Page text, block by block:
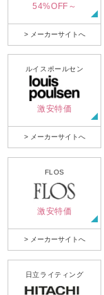
54%OFF～
> メーカーサイトへ
ルイスポールセン
激安特価
> メーカーサイトへ
FLOS
激安特価
> メーカーサイトへ
日立ライティング